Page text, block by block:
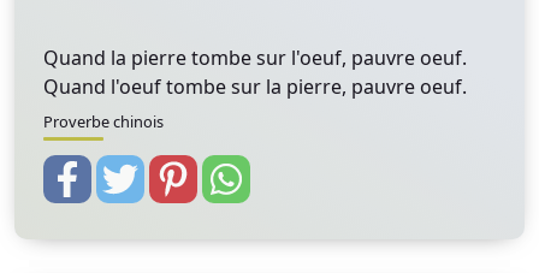
Quand la pierre tombe sur l'oeuf, pauvre oeuf.
Quand l'oeuf tombe sur la pierre, pauvre oeuf.
Proverbe chinois